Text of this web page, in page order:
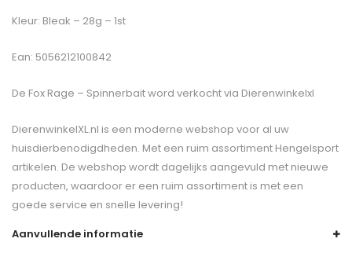
Kleur: Bleak – 28g – 1st
Ean: 5056212100842
De Fox Rage – Spinnerbaitword verkocht via Dierenwinkelxl
DierenwinkelXL.nl is een moderne webshop voor al uw
huisdierbenodigdheden. Met een ruim assortiment Hengelsport
artikelen. De webshop wordt dagelijks aangevuld met nieuwe
producten, waardoor er een ruim assortiment is met een
goede service en snelle levering!
Aanvullende informatie